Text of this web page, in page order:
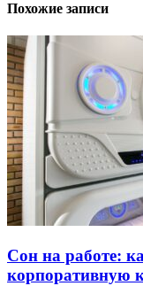
Похожие записи
Сон на работе:
корпоративную